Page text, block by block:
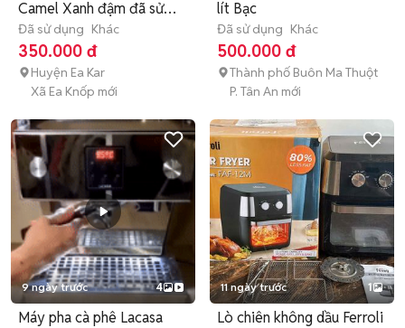
Camel Xanh đậm đã sử
dụng
Đã sử dụng Khác
350.000 đ
Huyện Ea Kar
Xã Ea Knốp mới
lít Bạc
Đã sử dụng Khác
500.000 đ
Thành phố Buôn Ma Thuột
P. Tân An mới
9 ngày trước 4
Máy pha cà phê Lacasa
11 ngày trước 1
Lò chiên không dầu Ferroli